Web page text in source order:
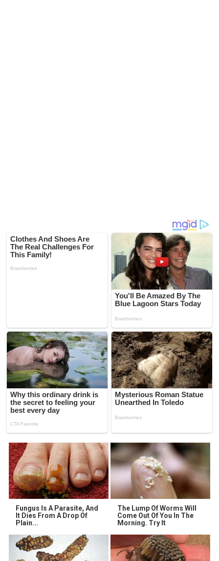
Fungus Is A Parasite, And
It Dies From A Drop Of
Plain...
The Lump Of Worms Will
Come Out Of You In The
Morning. Try It